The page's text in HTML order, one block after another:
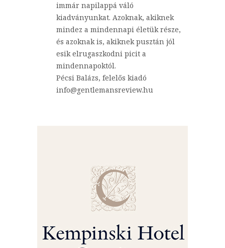
immár napilappá váló
kiadványunkat. Azoknak, akiknek
mindez a mindennapi életük része,
és azoknak is, akiknek pusztán jól
esik elrugaszkodni picit a
mindennapoktól.
Pécsi Balázs, felelős kiadó
info@gentlemansreview.hu